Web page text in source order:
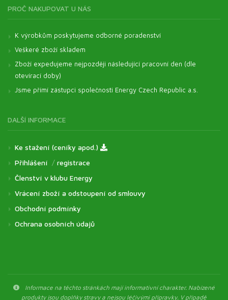
PROČ NAKUPOVAT U NÁS
K výrobkům poskytujeme odborné poradenství
Veškeré zboží skladem
Zboží expedujeme nejpozději následující pracovní den (dle
otevírací doby)
Jsme přímí zástupci společnosti Energy Czech Republic a.s.
DALŠÍ INFORMACE
Ke stažení (ceníky apod.)
Přihlášení / registrace
Členství v klubu Energy
Vrácení zboží a odstoupení od smlouvy
Obchodní podmínky
Ochrana osobních údajů
Informace na těchto stránkách mají informativní charakter. Nabízené
produkty jsou doplňky stravy a nejsou léčivými přípravky. V případě